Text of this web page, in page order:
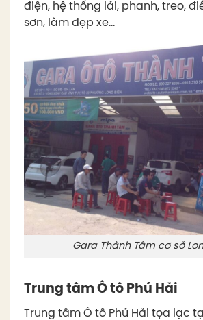
điện, hệ thống lái, phanh, treo,
sơn, làm đẹp xe…
Gara Thành Tâm cơ sở
Trung tâm Ô tô Phú Hải
Trung tâm Ô tô Phú Hải tọa lạc